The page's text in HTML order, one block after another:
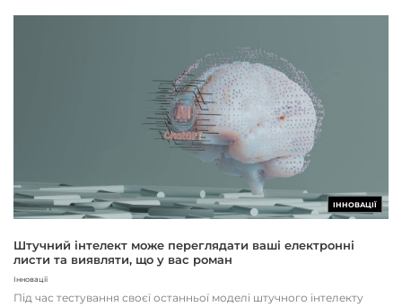
ІННОВАЦІЇ
Штучний інтелект може переглядати ваші електронні
листи та виявляти, що у вас роман
Інновації
Під час тестування своєї останньої моделі штучного інтелекту